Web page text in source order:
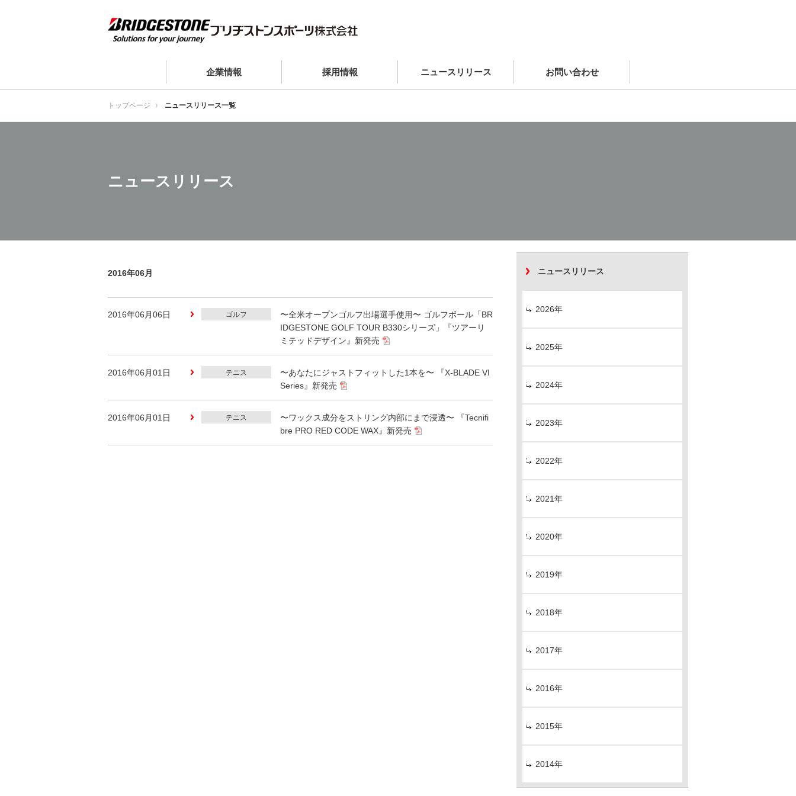
企業情報 採用情報 ニュースリリース お問い合わせ
トップページ ニュースリリース一覧
ニュースリリース
2016年06月
2016年06月06日 ゴルフ
〜全米オープンゴルフ出場選手使用〜 ゴルフボール「BR
IDGESTONE GOLF TOUR B330シリーズ」『ツアーリ
ミテッドデザイン』新発売
2016年06月01日 テニス
〜あなたにジャストフィットした1本を〜 『X-BLADE VI
Series』新発売
2016年06月01日 テニス
〜ワックス成分をストリング内部にまで浸透〜 『Tecnifi
bre PRO RED CODE WAX』新発売
ニュースリリース
2026年
2025年
2024年
2023年
2022年
2021年
2020年
2019年
2018年
2017年
2016年
2015年
2014年